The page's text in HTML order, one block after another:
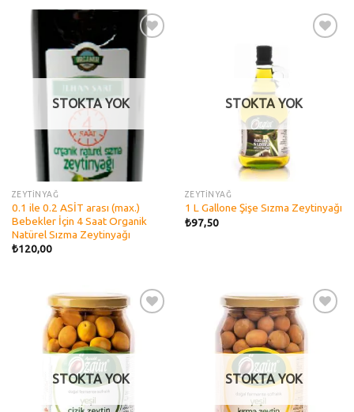
Add to
STOKTA YOK
ZEYTİNYAĞ
0.1 ile 0.2 ASİT arası (max.)
Bebekler İçin 4 Saat Organik
Natürel Sızma Zeytinyağı
₺120,00
STOKTA YOK
ZEYTİNYAĞ
1 L Gallone Şişe Sızma Zeytinyağı
₺97,50
Add to
wishlist
STOKTA YOK
wishlist
STOKTA YOK